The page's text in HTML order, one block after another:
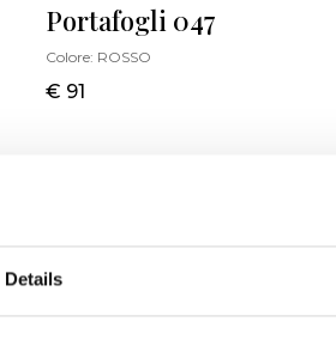
Details
Portafogli 047
Colore: ROSSO
€ 91